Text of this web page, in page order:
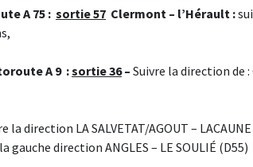
A 75 : sortie 57 Clermont – l’Hérault :
A 9 :sortie 36– Suivre la direction de :
direction LA SALVETAT/AGOUT –
direction ANGLES – LE SOULIÉ (D55)